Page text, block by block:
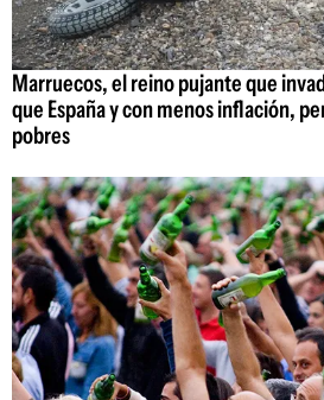
Marruecos, el reino pujante que
que España y con menos inflación,
pobres